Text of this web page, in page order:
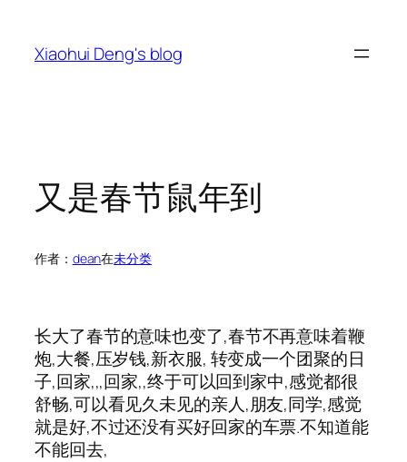
Xiaohui Deng's blog
又是春节鼠年到
作者： dean在未分类
长大了春节的意味也变了,春节不再意味着鞭
炮,大餐,压岁钱,新衣服, 转变成一个团聚的日
子,回家,,,回家,,终于可以回到家中,感觉都很
舒畅,可以看见久未见的亲人,朋友,同学,感觉
就是好,不过还没有买好回家的车票.不知道能
不能回去,